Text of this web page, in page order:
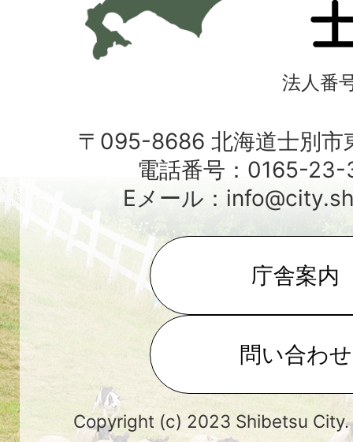
市
法人番
〒095-8686 北海道士別市
電話番号：0165-23-
Eメール：
庁舎案内
問い合わせ
Copyright (c) 2023 Shibetsu City.